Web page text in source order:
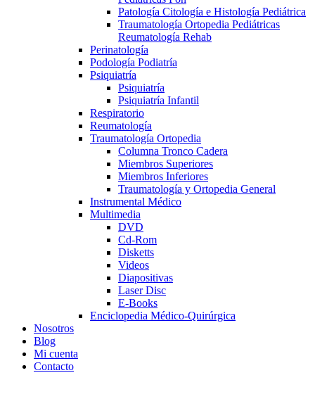
Patología Citología e Histología Pediátrica
Traumatología Ortopedia Pediátricas
Reumatología Rehab
Perinatología
Podología Podiatría
Psiquiatría
Psiquiatría
Psiquiatría Infantil
Respiratorio
Reumatología
Traumatología Ortopedia
Columna Tronco Cadera
Miembros Superiores
Miembros Inferiores
Traumatología y Ortopedia General
Instrumental Médico
Multimedia
DVD
Cd-Rom
Disketts
Videos
Diapositivas
Laser Disc
E-Books
Enciclopedia Médico-Quirúrgica
Nosotros
Blog
Mi cuenta
Contacto